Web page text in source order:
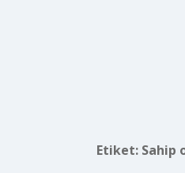
Etiket: Sahip